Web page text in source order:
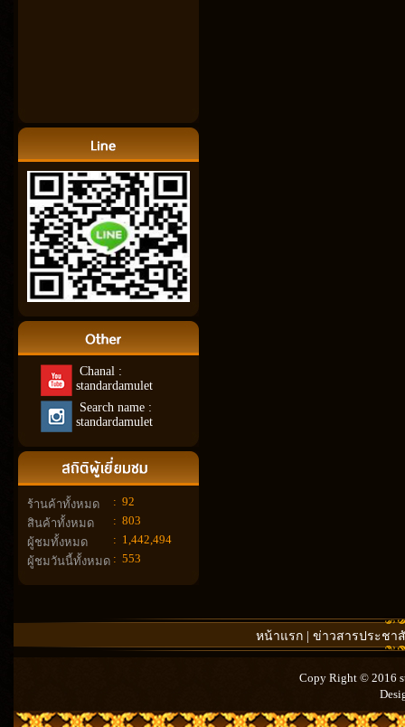
Chanal :
standardamulet
Search name :
standardamulet
ร้านค้าทั้งหมด : 92
สินค้าทั้งหมด
: 803
ผู้ชมทั้งหมด
: 1,442,494
ผู้ชมวันนี้ทั้งหมด : 553
หน้าแรก| ข่าวสารประชา
Copy Right © 2016